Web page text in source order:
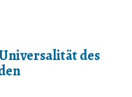
des